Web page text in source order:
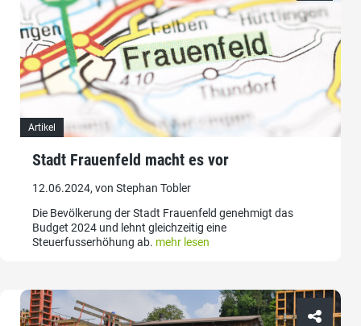
Artikel
Stadt Frauenfeld macht es vor
12.06.2024, von Stephan Tobler
Die Bevölkerung der Stadt Frauenfeld genehmigt das
Budget 2024 und lehnt gleichzeitig eine
Steuerfusserhöhung ab. mehr lesen